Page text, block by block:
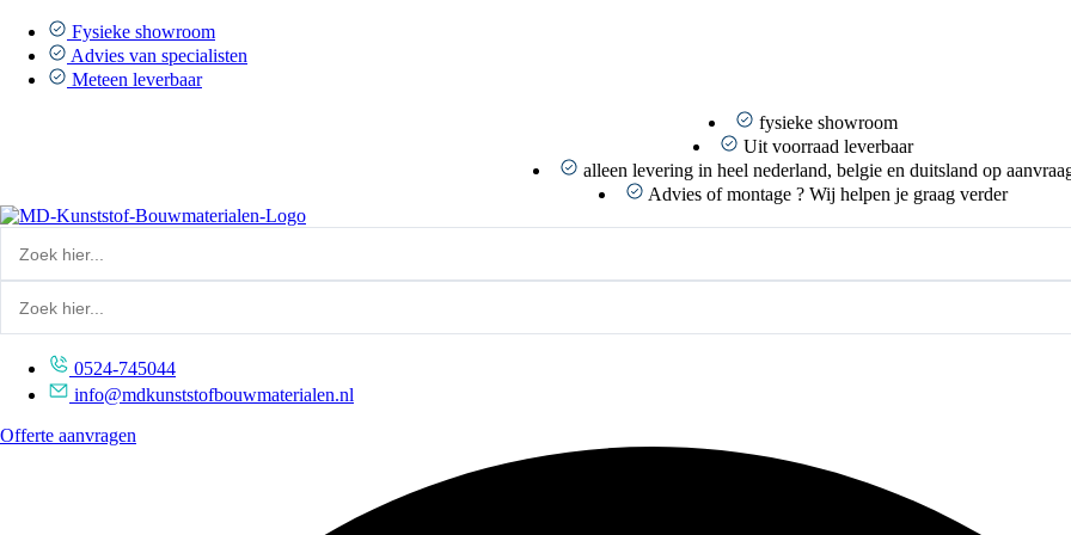
naar
inhoud
Fysieke showroom
Advies van specialisten
Meteen leverbaar
fysieke showroom
Uit voorraad leverbaar
alleen levering in heel nederland, belgie en duitsland op
Advies of montage ? Wij helpen je graag verder
0524-745044
info@mdkunststofbouwmaterialen.nl
Offerte aanvragen